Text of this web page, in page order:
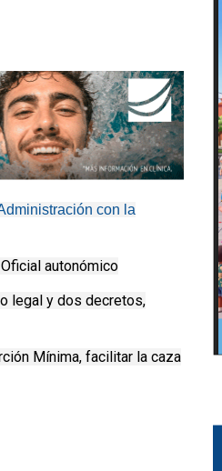
con la
autonómico
legal y dos decretos,
Mínima, facilitar la caza